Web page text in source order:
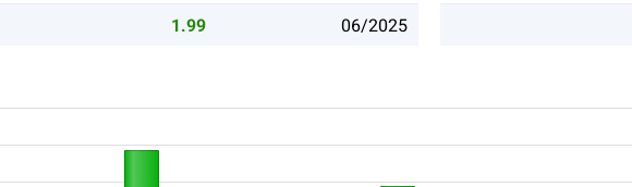
06/2025
1.99